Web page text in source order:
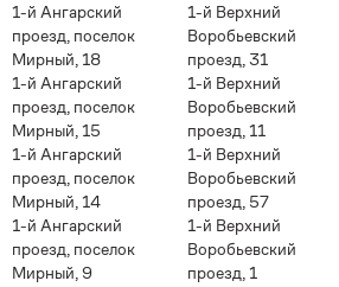
1-й Ангарский
проезд, поселок
Мирный, 18
1-й Ангарский
проезд, поселок
Мирный, 15
1-й Ангарский
проезд, поселок
Мирный, 14
1-й Ангарский
проезд, поселок
Мирный, 9
1-й Верхний
Воробьевский
проезд, 31
1-й Верхний
Воробьевский
проезд, 11
1-й Верхний
Воробьевский
проезд, 57
1-й Верхний
Воробьевский
проезд, 1